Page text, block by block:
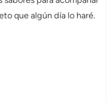
que algún día lo haré.